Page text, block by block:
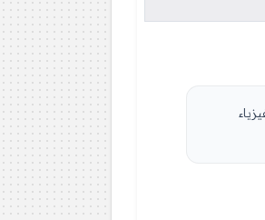
الثالث رقم 110- في مادة الفيزياء